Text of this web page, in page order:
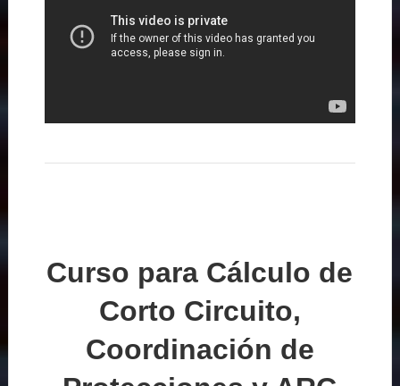
Curso para Cálculo de
Corto Circuito,
Coordinación de